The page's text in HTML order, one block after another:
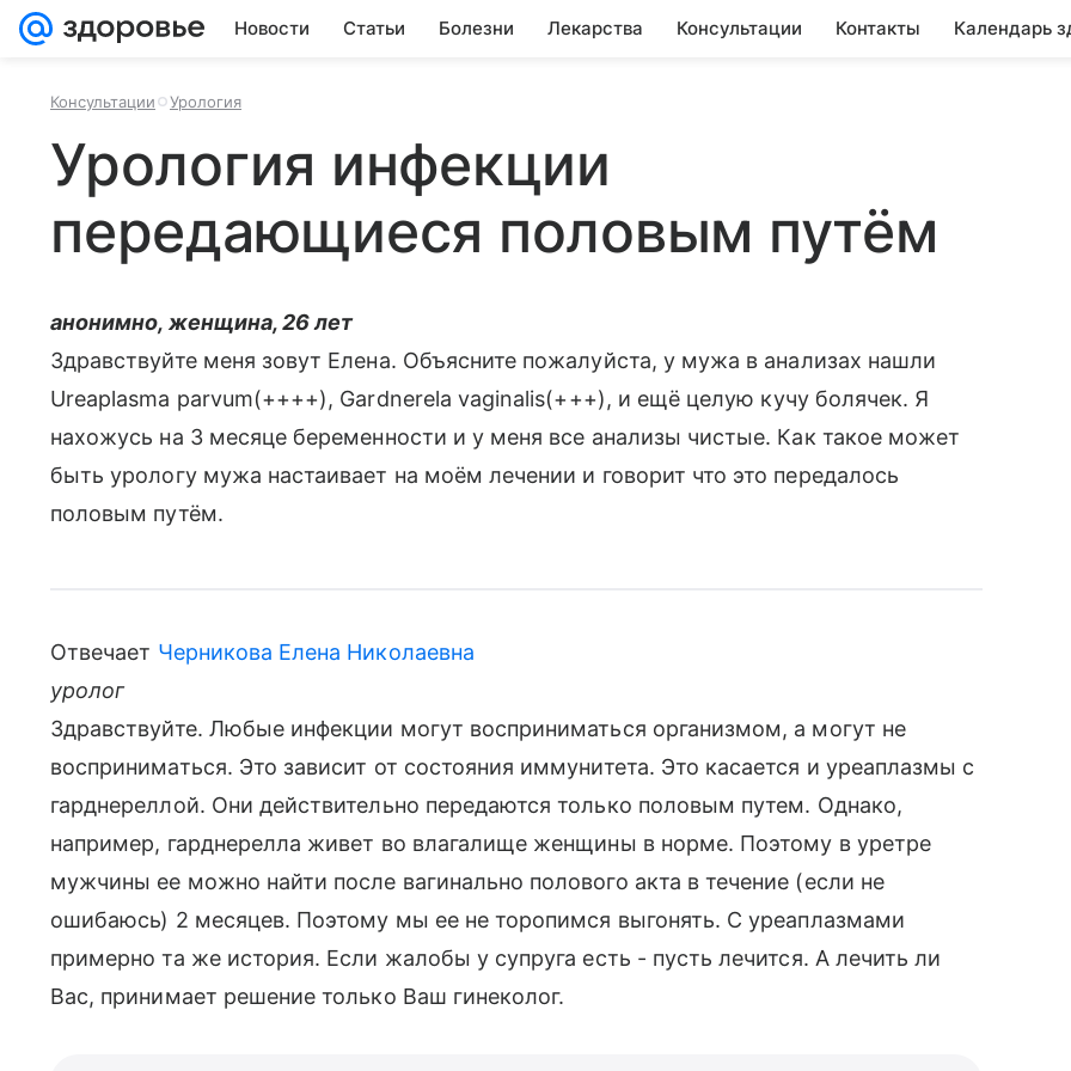
Новости Статьи Болезни Лекарства Консультации Контакты Календарь
Консультации Урология
Урология инфекции
передающиеся половым путём
анонимно, женщина, 26 лет
Здравствуйте меня зовут Елена. Объясните пожалуйста, у мужа в анализах нашли
Ureaplasma parvum(++++), Gardnerela vaginalis(+++), и ещё целую кучу болячек. Я
нахожусь на 3 месяце беременности и у меня все анализы чистые. Как такое может
быть урологу мужа настаивает на моём лечении и говорит что это передалось
половым путём.
Отвечает Черникова Елена Николаевна
уролог
Здравствуйте. Любые инфекции могут восприниматься организмом, а могут не
восприниматься. Это зависит от состояния иммунитета. Это касается и уреаплазмы с
гарднереллой. Они действительно передаются только половым путем. Однако,
например, гарднерелла живет во влагалище женщины в норме. Поэтому в уретре
мужчины ее можно найти после вагинально полового акта в течение (если не
ошибаюсь) 2 месяцев. Поэтому мы ее не торопимся выгонять. С уреаплазмами
примерно та же история. Если жалобы у супруга есть - пусть лечится. А лечить ли
Вас, принимает решение только Ваш гинеколог.